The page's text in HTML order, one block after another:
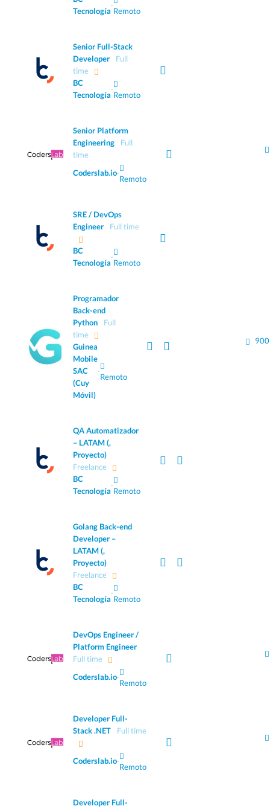
Tecnología
·
Remoto
Senior Full-Stack
Developer
Full
time
BC
Tecnología
·
Remoto
Senior Platform
Engineering
Full
time
Coderslab.io·
Remoto
SRE / DevOps
Engineer
Full time
BC
Tecnología
·
Remoto
Programador
Back-end
Python
Full
time
Guinea
Mobile
SAC
(Cuy
Móvil)
·
Remoto
QA Automatizador
– LATAM (,
Proyecto)
Freelance
BC
Tecnología
·
Remoto
Golang Back-end
Developer –
LATAM (,
Proyecto)
Freelance
BC
Tecnología
·
Remoto
DevOps Engineer /
Platform Engineer
Full time
Coderslab.io·
Remoto
Developer Full-
Stack .NET
Full time
Coderslab.io·
Remoto
Developer Full-